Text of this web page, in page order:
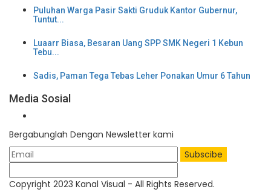
Puluhan Warga Pasir Sakti Gruduk Kantor Gubernur,
Tuntut...
Luaarr Biasa, Besaran Uang SPP SMK Negeri 1 Kebun
Tebu...
Sadis, Paman Tega Tebas Leher Ponakan Umur 6 Tahun
Media Sosial
Bergabunglah Dengan Newsletter kami
Subscibe
Copyright 2023 Kanal Visual - All Rights Reserved.